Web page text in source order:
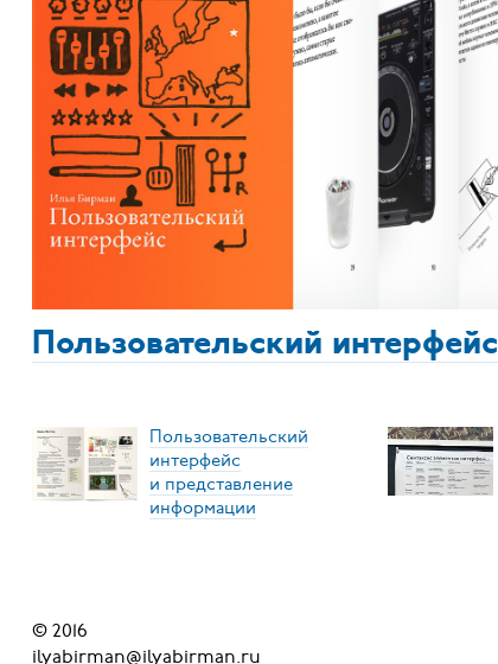
Пользовательский интерфейс
Пользовательский
интерфейс
и представление
информации
© 2016
ilyabirman@ilyabirman.ru